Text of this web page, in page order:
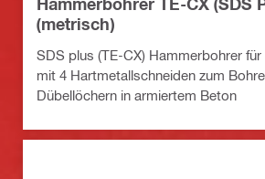
(metrisch)
SDS plus (TE-CX) Hammerbohrer
mit 4 Hartmetallschneiden zum
Dübellöchern in armiertem Beton